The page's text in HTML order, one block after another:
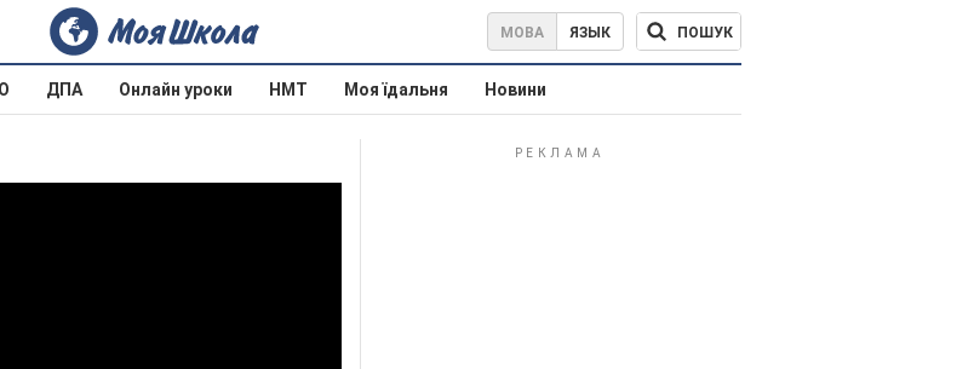
МОВА ЯЗЫК ПОШУК
ДПА Онлайн уроки НМТ Моя їдальня Новини